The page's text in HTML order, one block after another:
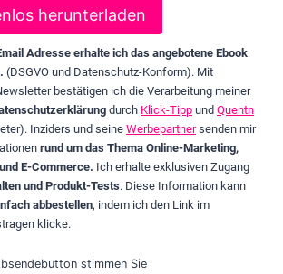
Adresse erhalte ich das angebotene Ebook
(DSGVO und Datenschutz-Konform). Mit
bestätigen ich die Verarbeitung meiner
durch Klick-Tipp und Quentn
Inziders und seine Werbepartnersenden mir
rund um das Thema Online-Marketing,
E-Commerce. Ich erhalte exklusiven Zugang
und Produkt-Tests. Diese Information kann
abbestellen, indem ich den Link im
klicke.
stimmen Sie